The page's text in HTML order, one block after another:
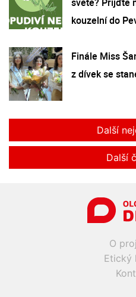
kouzelní do
Finále Miss
z dívek se
Další
Další
O
Etický